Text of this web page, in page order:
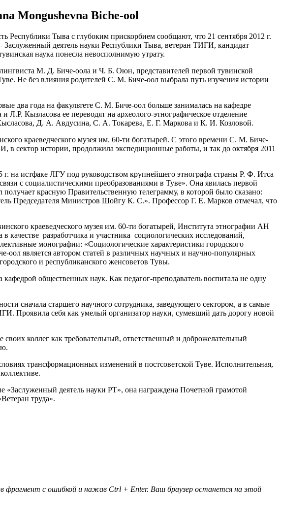
Mongushevna Biche-ool
Республики Тыва с глубоким прискорбием сообщают, что 21 сентября 2012 г.
деятель науки Республики Тыва, ветеран ТИГИ, кандидат
наука понесла невосполнимую утрату.
М. Д. Биче-оола и Ч. Б. Оюн, представителей первой тувинской
Не без влияния родителей С. М. Биче-оол выбрала путь изучения истории
два года на факультете С. М. Биче-оол больше занималась на кафедре
Кызласова ее переводят на археолого-этнографическое отделение
Д. А. Авдусина, С. А. Токарева, Е. Г. Маркова и К. И. Козловой.
краеведческого музея им. 60-ти богатырей. С этого времени С. М. Биче-
сектор истории, продолжила экспедиционные работы, и так до октября 2011
на истфаке ЛГУ под руководством крупнейшего этнографа страны Р. Ф. Итса
с социалистическими преобразованиями в Туве». Она явилась первой
красную Правительственную телеграмму, в которой было сказано:
Председателя Министров Шойгу К. С.». Профессор Г. Е. Марков отмечал, что
краеведческого музея им. 60-ти богатырей, Института этнографии АН
разработчика и участника социологических исследований,
монографии: «Социологические характеристики городского
является автором статей в различных научных и научно-популярных
и республиканского женсоветов Тувы.
общественных наук. Как педагог-преподаватель воспитала не одну
сначала старшего научного сотрудника, заведующего сектором, а в самые
Проявила себя как умелый организатор науки, сумевший дать дорогу новой
коллег как требовательный, ответственный и доброжелательный
трансформационных изменений в постсоветской Туве. Исполнительная,
деятель науки РТ», она награждена Почетной грамотой
труда».
с ошибкой и нажав Ctrl + Enter. Ваш браузер останется на этой